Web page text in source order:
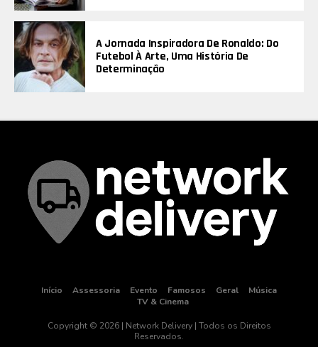
A Jornada Inspiradora De Ronaldo: Do
Futebol À Arte, Uma História De
Determinação
Início Assessoria Evento Famosos Geral
Música
TV & Cinema
Copyright © 2026 | Network Delivery | Todos os Direitos
Reservados.